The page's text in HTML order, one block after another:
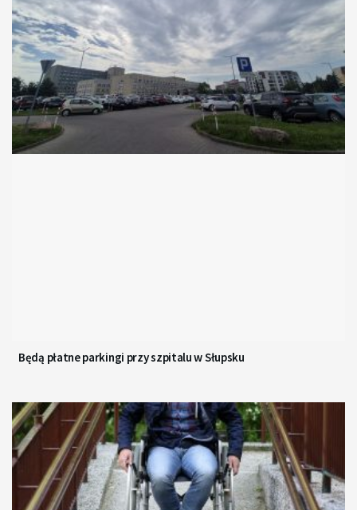
Będą płatne parkingi przy szpitalu w Słupsku